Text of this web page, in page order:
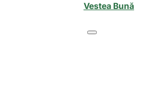
Vestea Bună